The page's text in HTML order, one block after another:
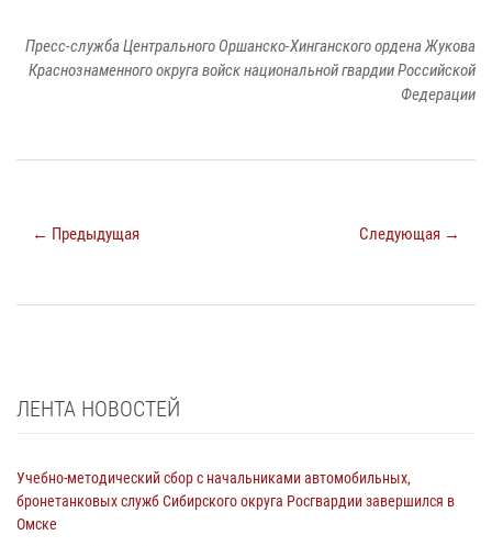
Пресс-служба Центрального Оршанско-Хинганского ордена Жукова
Краснознаменного округа войск национальной гвардии Российской
Федерации
← Предыдущая Следующая →
ЛЕНТА НОВОСТЕЙ
Учебно-методический сбор с начальниками автомобильных,
бронетанковых служб Сибирского округа Росгвардии завершился в
Омске